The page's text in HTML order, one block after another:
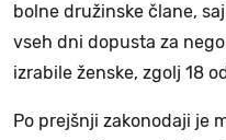
bolne družinske člane,
vseh dni dopusta za
izrabile ženske, zgolj 18
Po prejšnji zakonodaji je